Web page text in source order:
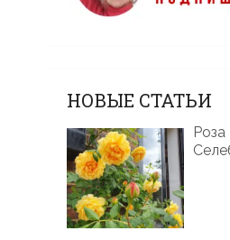
НОВЫЕ СТАТЬИ
Роза